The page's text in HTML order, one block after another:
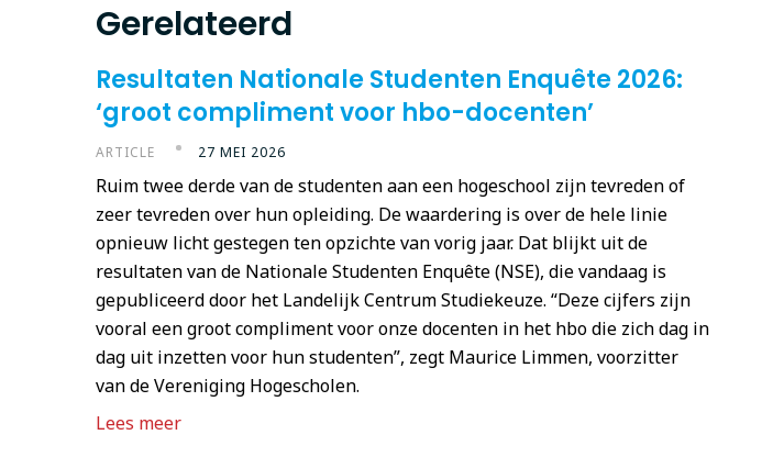
Gerelateerd
Resultaten Nationale Studenten Enquête 2026:
‘groot compliment voor hbo-docenten’
ARTICLE 27 MEI 2026
Ruim twee derde van de studenten aan een hogeschool zijn tevreden of
zeer tevreden over hun opleiding. De waardering is over de hele linie
opnieuw licht gestegen ten opzichte van vorig jaar. Dat blijkt uit de
resultaten van de Nationale Studenten Enquête (NSE), die vandaag is
gepubliceerd door het Landelijk Centrum Studiekeuze. “Deze cijfers zijn
vooral een groot compliment voor onze docenten in het hbo die zich dag in
dag uit inzetten voor hun studenten”, zegt Maurice Limmen, voorzitter
van de Vereniging Hogescholen.
Lees meer